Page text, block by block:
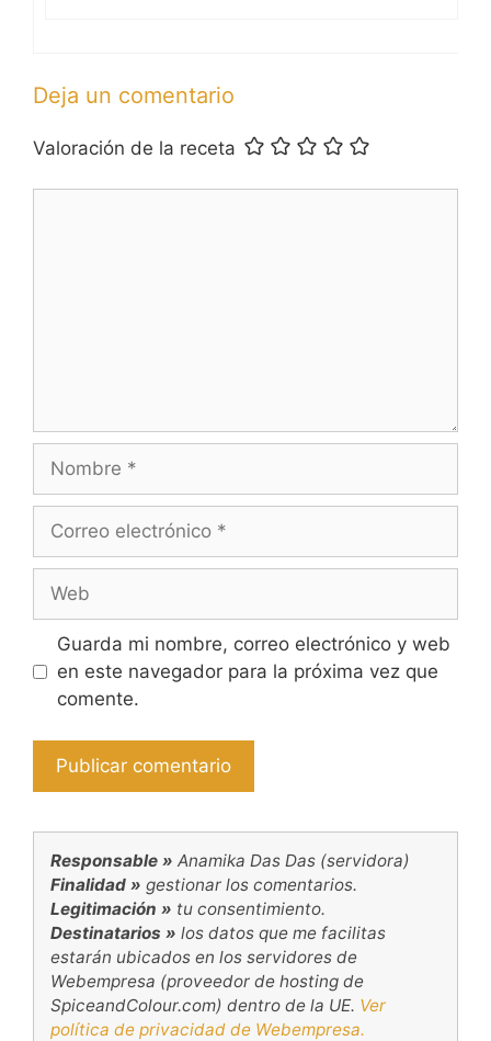
Deja un comentario
Valoración de la receta
electrónico
Guarda mi nombre, correo electrónico y web
en este navegador para la próxima vez que
comente.
Responsable » Anamika Das Das (servidora)
Finalidad » gestionar los comentarios.
Legitimación » tu consentimiento.
Destinatarios » los datos que me facilitas
estarán ubicados en los servidores de
Webempresa (proveedor de hosting de
SpiceandColour.com) dentro de la UE. Ver
política de privacidad de Webempresa.